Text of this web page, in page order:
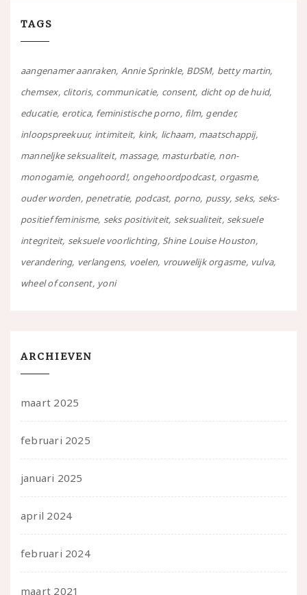
TAGS
aangenamer aanraken Annie Sprinkle BDSM betty martin
chemsex clitoris communicatie consent dicht op de huid
educatie erotica feministische porno film gender
inloopspreekuur intimiteit kink lichaam maatschappij
manneljke seksualiteit massage masturbatie non-
monogamie ongehoord! ongehoordpodcast orgasme
ouder worden penetratie podcast porno pussy seks seks-
positief feminisme seks positiviteit seksualiteit seksuele
integriteit seksuele voorlichting Shine Louise Houston
verandering verlangens voelen vrouwelijk orgasme vulva
wheel of consent yoni
ARCHIEVEN
maart 2025
februari 2025
januari 2025
april 2024
februari 2024
maart 2021